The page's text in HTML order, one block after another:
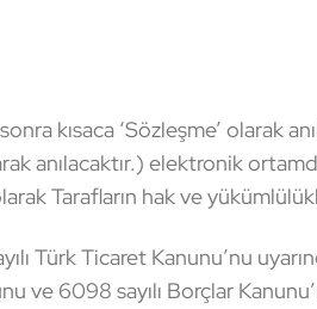
kısaca ‘Sözleşme’ olarak
anılacaktır.) elektronik
Tarafların hak ve
Türk Ticaret Kanunu’nu
ve 6098 sayılı Borçlar